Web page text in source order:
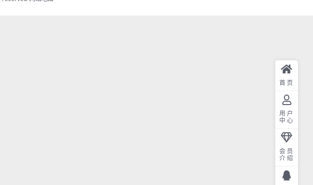
首页
用户
中心
会员
介绍